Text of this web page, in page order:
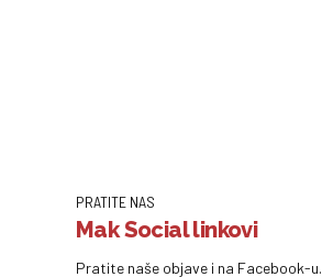
PRATITE NAS
Mak Social linkovi
Pratite naše objave i na Facebook-u.